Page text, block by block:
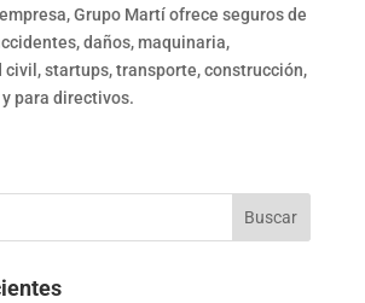
Grupo Martí ofrece seguros de
daños, maquinaria,
civil, startups, transporte, construcción,
para directivos.